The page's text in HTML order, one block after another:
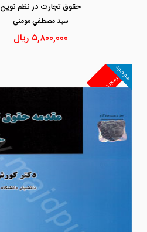
حقوق تجارت در نظم نوین
سيد مصطفي مومني
۵,۸۰۰,۰۰۰ ریال
غیرمجد
موجود